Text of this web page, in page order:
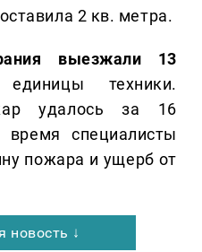
2 кв. метра.
выезжали 13
техники.
удалось за 16
специалисты
пожара и ущерб от
новость ↓